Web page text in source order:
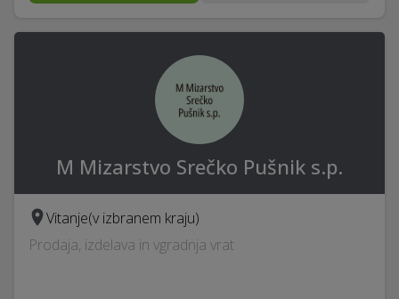
M Mizarstvo Srečko Pušnik s.p.
Vitanje(v izbranem kraju)
Prodaja, izdelava in vgradnja vrat